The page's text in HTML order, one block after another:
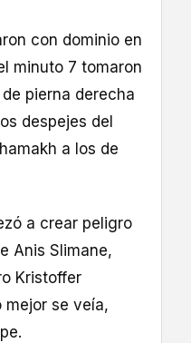
con dominio en
minuto 7 tomaron
pierna derecha
despejes del
a los de
a crear peligro
Anis Slimane,
Kristoffer
mejor se veía,